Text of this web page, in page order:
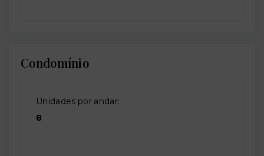
Condomínio
Unidades por andar:
8